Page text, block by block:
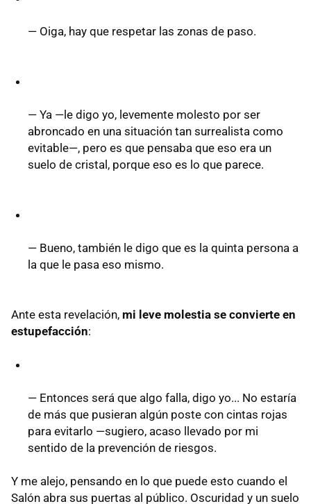
— Oiga, hay que respetar las zonas de paso.
— Ya —le digo yo, levemente molesto por ser
abroncado en una situación tan surrealista como
evitable—, pero es que pensaba que eso era un
suelo de cristal, porque eso es lo que parece.
— Bueno, también le digo que es la quinta persona a
la que le pasa eso mismo.
Ante esta revelación, mi leve molestia se convierte en
estupefacción:
— Entonces será que algo falla, digo yo... No estaría
de más que pusieran algún poste con cintas rojas
para evitarlo —sugiero, acaso llevado por mi
sentido de la prevención de riesgos.
Y me alejo, pensando en lo que puede esto cuando el
Salón abra sus puertas al público. Oscuridad y un suelo